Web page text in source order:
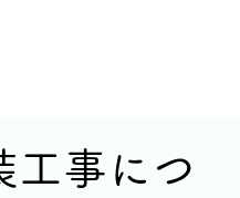
工事につ